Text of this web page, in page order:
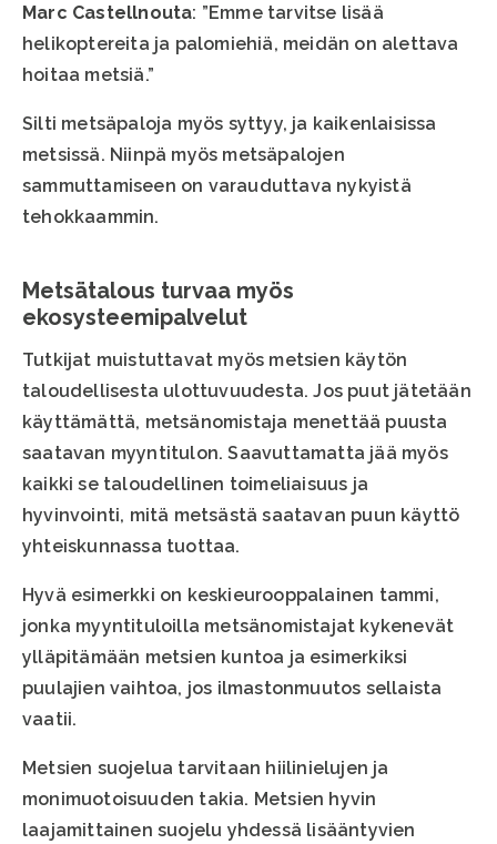
Marc Castellnouta: ”Emme tarvitse lisää
helikoptereita ja palomiehiä, meidän on alettava
hoitaa metsiä.”
Silti metsäpaloja myös syttyy, ja kaikenlaisissa
metsissä. Niinpä myös metsäpalojen
sammuttamiseen on varauduttava nykyistä
tehokkaammin.
Metsätalous turvaa myös
ekosysteemipalvelut
Tutkijat muistuttavat myös metsien käytön
taloudellisesta ulottuvuudesta. Jos puut jätetään
käyttämättä, metsänomistaja menettää puusta
saatavan myyntitulon. Saavuttamatta jää myös
kaikki se taloudellinen toimeliaisuus ja
hyvinvointi, mitä metsästä saatavan puun käyttö
yhteiskunnassa tuottaa.
Hyvä esimerkki on keskieurooppalainen tammi,
jonka myyntituloilla metsänomistajat kykenevät
ylläpitämään metsien kuntoa ja esimerkiksi
puulajien vaihtoa, jos ilmastonmuutos sellaista
vaatii.
Metsien suojelua tarvitaan hiilinielujen ja
monimuotoisuuden takia. Metsien hyvin
laajamittainen suojelu yhdessä lisääntyvien